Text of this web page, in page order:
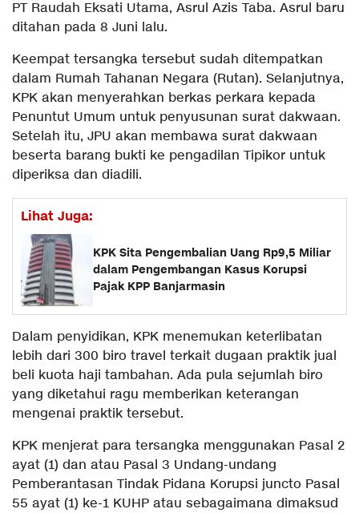
PT Raudah Eksati Utama, Asrul Azis Taba. Asrul baru
ditahan pada 8 Juni lalu.
Keempat tersangka tersebut sudah ditempatkan
dalam Rumah Tahanan Negara (Rutan). Selanjutnya,
KPK akan menyerahkan berkas perkara kepada
Penuntut Umum untuk penyusunan surat dakwaan.
Setelah itu, JPU akan membawa surat dakwaan
beserta barang bukti ke pengadilan Tipikor untuk
diperiksa dan diadili.
Lihat Juga:
KPK Sita Pengembalian Uang Rp9,5 Miliar
dalam Pengembangan Kasus Korupsi
Pajak KPP Banjarmasin
Dalam penyidikan, KPK menemukan keterlibatan
lebih dari 300 biro travel terkait dugaan praktik jual
beli kuota haji tambahan. Ada pula sejumlah biro
yang diketahui ragu memberikan keterangan
mengenai praktik tersebut.
KPK menjerat para tersangka menggunakan Pasal 2
ayat (1) dan atau Pasal 3 Undang-undang
Pemberantasan Tindak Pidana Korupsi juncto Pasal
55 ayat (1) ke-1 KUHP atau sebagaimana dimaksud